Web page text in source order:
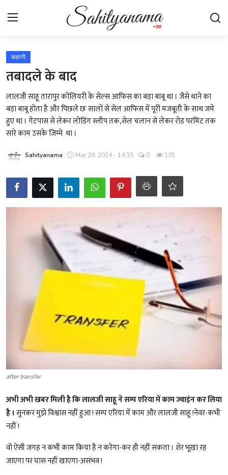
स्वतंत्रता सेनानी
साहित्य समाचार
होम
कहानी
कविता
आलेख
शख्सियत
उपन्यास
सिनेमा
शायरी
कहानी
तबादले के बाद
लालजी साहू तारापुर कोलियरी के सेल्स आफिस का बड़ा बाबू था । जैसे थाने का
बड़ा बाबू होता है और पिछले छः सालों से सेल आफिस में पूरी मजबूती के साथ जमे
हुए था । गेटपास से लेकर लोडिंग स्लीप तक,सेल चलान से लेकर रोड परमिट तक
सारे काम उसके जिम्मे था ।
Sahityanama Mar 29, 2024 - 14:33 0 135
after transfer
अभी अभी खबर मिली है कि लालजी साहू ने सम्प एरिया में काम ज्वाइंन कर लिया
है । सुनकर मुझे विश्वास नहीं हुआ ! सम्प एरिया में काम और लालजी साहू !नेवर-कभी
नहीं !
वो ऐसी जगह न कभी काम किया है न करेगा-कर ही नहीं सकता । शेर भूखा रह
जाएगा पर घास नहीं खाएगा-असंभव !